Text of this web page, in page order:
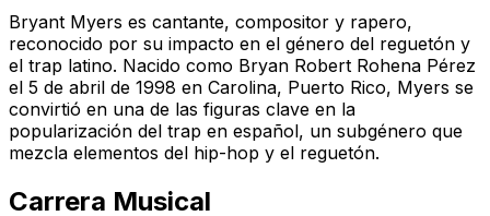
Bryant Myers es cantante, compositor y rapero,
reconocido por su impacto en el género del reguetón y
el trap latino. Nacido como Bryan Robert Rohena Pérez
el 5 de abril de 1998 en Carolina, Puerto Rico, Myers se
convirtió en una de las figuras clave en la
popularización del trap en español, un subgénero que
mezcla elementos del hip-hop y el reguetón.
Carrera Musical